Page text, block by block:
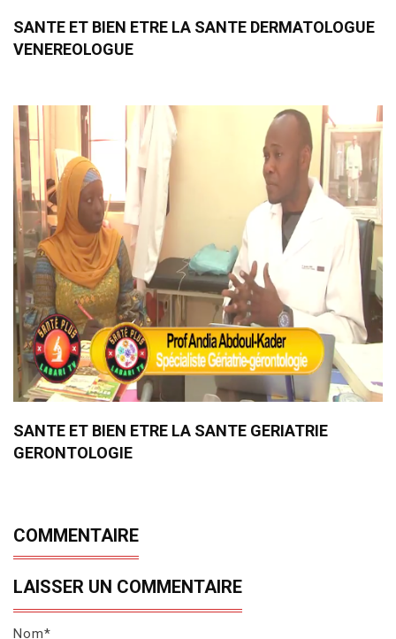
SANTE ET BIEN ETRE LA SANTE DERMATOLOGUE
VENEREOLOGUE
SANTE ET BIEN ETRE LA SANTE GERIATRIE
GERONTOLOGIE
COMMENTAIRE
LAISSER UN COMMENTAIRE
Nom*